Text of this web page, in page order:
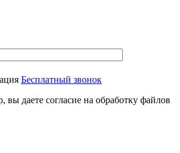
Бесплатный звонок
вы даете согласие на обработку файлов